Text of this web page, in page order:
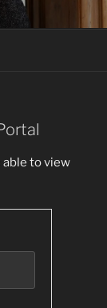
able to view